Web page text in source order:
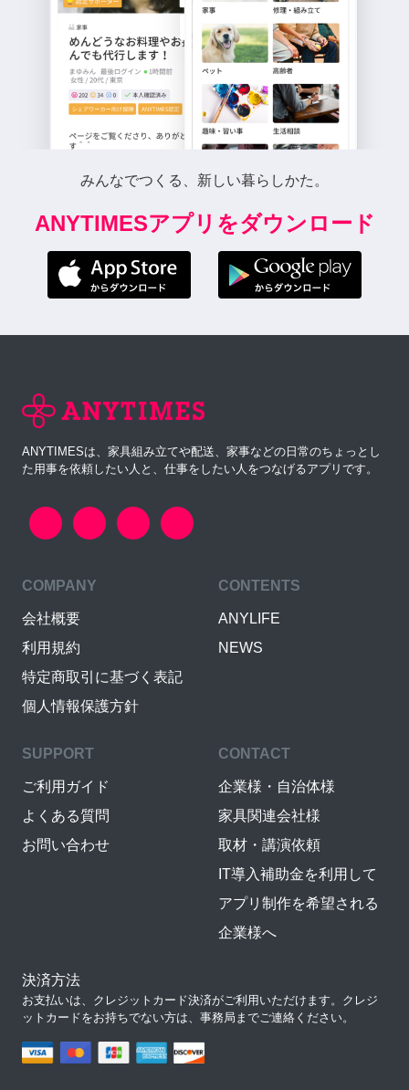
みんなでつくる、新しい暮らしかた。
ANYTIMESアプリをダウンロード
ANYTIMESは、家具組み立てや配送、家事などの日常のちょっとし
た用事を依頼したい人と、仕事をしたい人をつなげるアプリです。
COMPANY
会社概要
利用規約
特定商取引に基づく表記
個人情報保護方針
CONTENTS
ANYLIFE
NEWS
SUPPORT
ご利用ガイド
よくある質問
お問い合わせ
CONTACT
企業様・自治体様
家具関連会社様
取材・講演依頼
IT導入補助金を利用して
アプリ制作を希望される
企業様へ
決済方法
お支払いは、クレジットカード決済がご利用いただけます。クレジ
ットカードをお持ちでない方は、事務局までご連絡ください。